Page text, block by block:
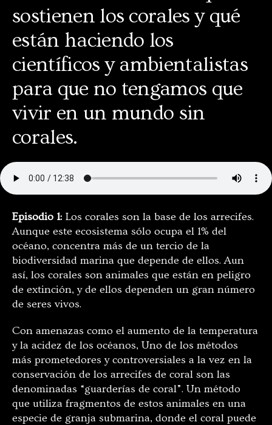
sostienen los corales y qué
están haciendo los
científicos y ambientalistas
para que no tengamos que
vivir en un mundo sin
corales.
Episodio 1: Los corales son la base de los arrecifes.
Aunque este ecosistema sólo ocupa el 1% del
océano, concentra más de un tercio de la
biodiversidad marina que depende de ellos. Aun
así, los corales son animales que están en peligro
de extinción, y de ellos dependen un gran número
de seres vivos.
Con amenazas como el aumento de la temperatura
y la acidez de los océanos, Uno de los métodos
más prometedores y controversiales a la vez en la
conservación de los arrecifes de coral son las
denominadas “guarderías de coral”. Un método
que utiliza fragmentos de estos animales en una
especie de granja submarina, donde el coral puede